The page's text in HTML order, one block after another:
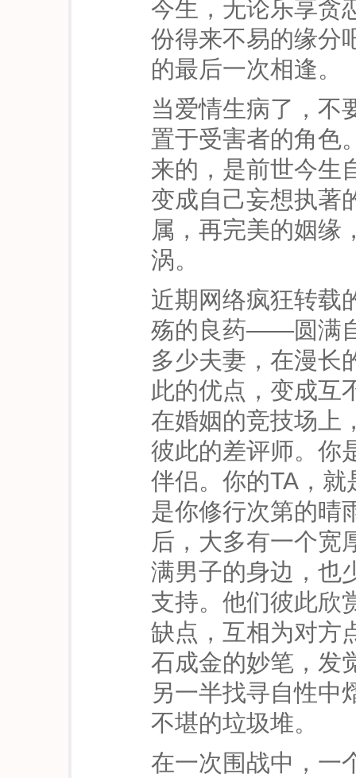
今生，无论乐享贪
份得来不易的缘分
的最后一次相逢。
当爱情生病了，不
置于受害者的角色
来的，是前世今生
变成自己妄想执著
属，再完美的姻缘
涡。
近期网络疯狂转载
殇的良药——圆满
多少夫妻，在漫长
此的优点，变成互
在婚姻的竞技场上
彼此的差评师。你
伴侣。你的TA，
是你修行次第的晴
后，大多有一个宽
满男子的身边，也
支持。他们彼此欣
缺点，互相为对方
石成金的妙笔，发
另一半找寻自性中
不堪的垃圾堆。
在一次围战中，一